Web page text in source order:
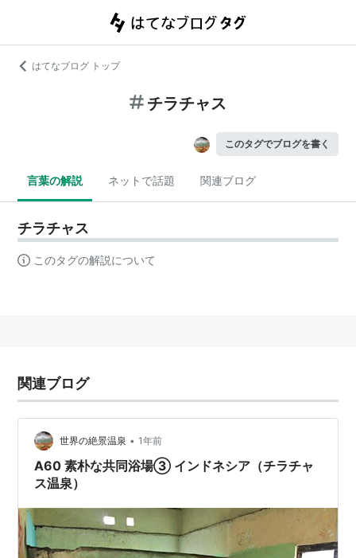
はてなブログ トップ
チラチャス
このタグでブログを書く
言葉の解説 ネットで話題 関連ブログ
チラチャス
このタグの解説について
関連ブログ
世界の絶景温泉 • 1年前
A60 素朴な共同浴場③ インドネシア（チラチャ
ス温泉）